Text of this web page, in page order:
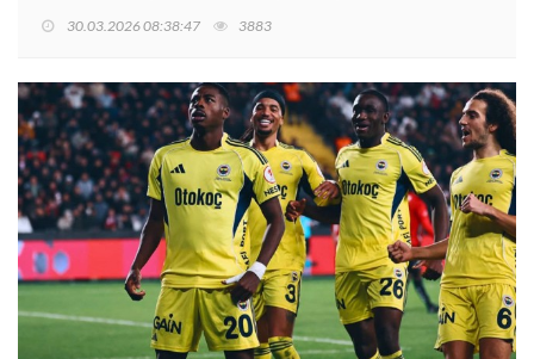
30.03.2026 08:38:47 3883